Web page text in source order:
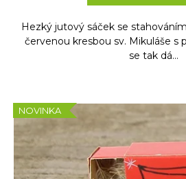
Hezký jutový sáček se
červenou kresbou sv. Mikuláše s
se tak dá...
NOVINKA